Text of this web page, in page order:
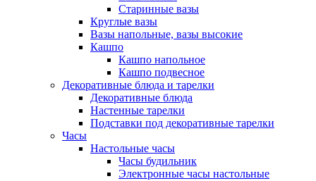
Старинные вазы
Круглые вазы
Вазы напольные, вазы высокие
Кашпо
Кашпо напольное
Кашпо подвесное
Декоративные блюда и тарелки
Декоративные блюда
Настенные тарелки
Подставки под декоративные тарелки
Часы
Настольные часы
Часы будильник
Электронные часы настольные